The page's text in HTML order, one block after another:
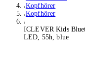
Kopfhörer
Kopfhörer
ICLEVER Kids
LED, 55h, blue